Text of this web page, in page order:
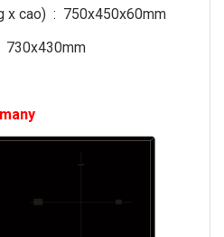
x cao) : 750x450x60mm